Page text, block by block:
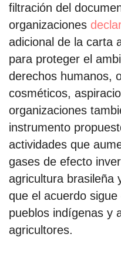
filtración del
organizaciones
adicional de la carta
para proteger el
derechos humanos,
cosméticos,
organizaciones
instrumento
actividades que
gases de efecto
agricultura brasileña
que el acuerdo
pueblos indígenas y
agricultores.